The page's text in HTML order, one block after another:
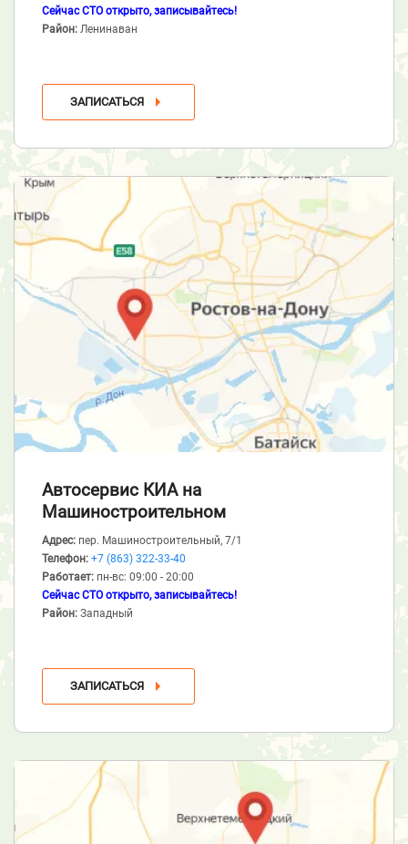
Сейчас СТО открыто, записывайтесь!
Район: Ленинаван
ЗАПИСАТЬСЯ
Автосервис КИА на
Машиностроительном
Адрес: пер. Машиностроительный, 7/1
Телефон: +7 (863) 322-33-40
Работает: пн-вс: 09:00 - 20:00
Сейчас СТО открыто, записывайтесь!
Район: Западный
ЗАПИСАТЬСЯ